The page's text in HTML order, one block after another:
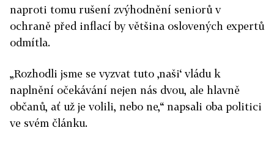
naproti tomu rušení zvýhodnění seniorů v
ochraně před inflací by většina oslovených expertů
odmítla.
„Rozhodli jsme se vyzvat tuto ‚naši‘ vládu k
naplnění očekávání nejen nás dvou, ale hlavně
občanů, ať už je volili, nebo ne,“ napsali oba politici
ve svém článku.